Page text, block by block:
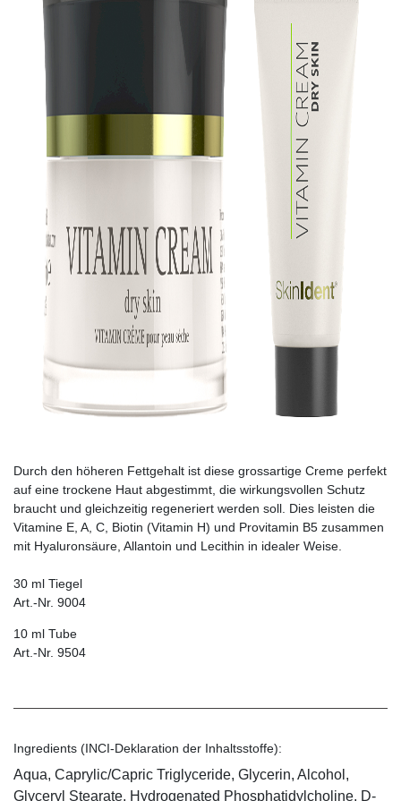
Durch den höheren Fettgehalt ist diese grossartige Creme perfekt
auf eine trockene Haut abgestimmt, die wirkungsvollen Schutz
braucht und gleichzeitig regeneriert werden soll. Dies leisten die
Vitamine E, A, C, Biotin (Vitamin H) und Provitamin B5 zusammen
mit Hyaluronsäure, Allantoin und Lecithin in idealer Weise.
30 ml Tiegel
Art.-Nr. 9004
10 ml Tube
Art.-Nr. 9504
Ingredients (INCI-Deklaration der Inhaltsstoffe):
Aqua, Caprylic/Capric Triglyceride, Glycerin, Alcohol,
Glyceryl Stearate, Hydrogenated Phosphatidylcholine, D-